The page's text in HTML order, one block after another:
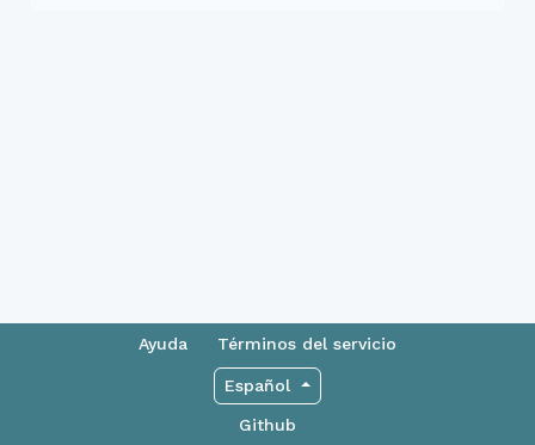
Ayuda Términos del servicio
Español
Github